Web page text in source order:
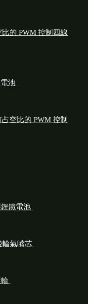
的 PWM 控制四線
池
空比的 PWM 控制
鋰鐵電池
輪氣嘴芯